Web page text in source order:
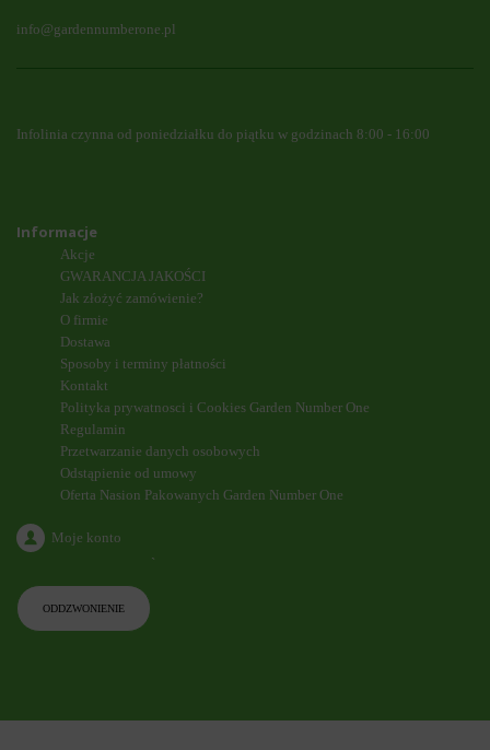
info@gardennumberone.pl
Infolinia czynna od poniedziałku do piątku w godzinach 8:00 - 16:00
Informacje
Akcje
GWARANCJA JAKOŚCI
Jak złożyć zamówienie?
O firmie
Dostawa
Sposoby i terminy płatności
Kontakt
Polityka prywatnosci i Cookies Garden Number One
Regulamin
Przetwarzanie danych osobowych
Odstąpienie od umowy
Oferta Nasion Pakowanych Garden Number One
Moje konto
ODDZWONIENIE
`